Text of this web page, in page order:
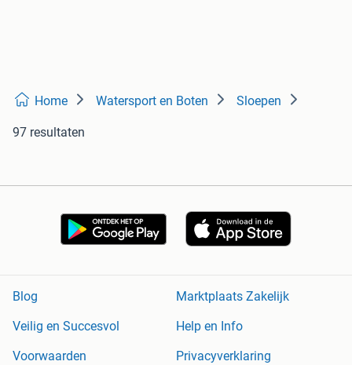
Home Watersport en Boten Sloepen
97 resultaten
Blog
Marktplaats Zakelijk
Veilig en Succesvol
Help en Info
Voorwaarden
Privacyverklaring